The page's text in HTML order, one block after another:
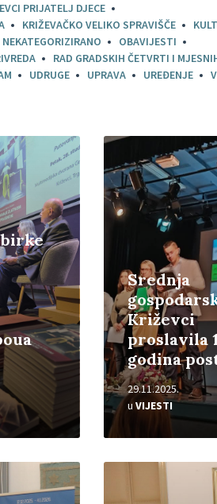
PRIJATELJ DJECE
KRIŽEVAČKO VELIKO SPRAVIŠČE
NEKATEGORIZIRANO
OBAVIJESTI
RAD GRADSKIH ČETVRTI I
UDRUGE UPRAVA UREĐENJE
Srednja
Križevci
proslavila
godina
29.11.2025.
u VIJESTI
Pročitajte
Pročitajte